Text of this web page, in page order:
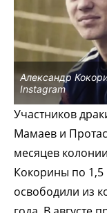
Александр
Instagram
Участников
Мамаев и
месяцев
Кокорины по 1,5
освободили из